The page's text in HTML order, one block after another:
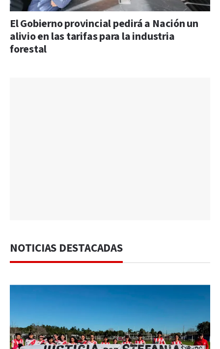
El Gobierno provincial pedirá a Nación un
alivio en las tarifas para la industria
forestal
NOTICIAS DESTACADAS